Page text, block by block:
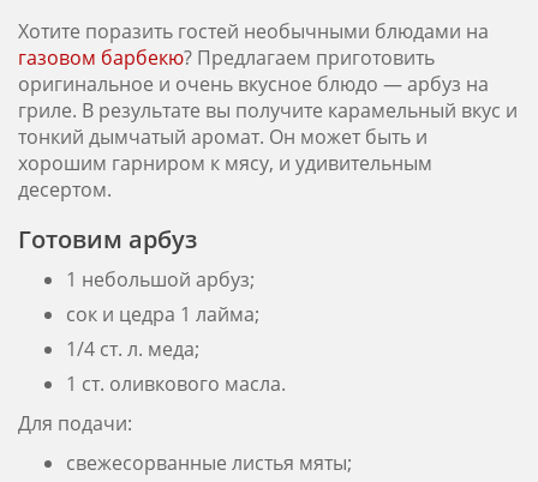
Хотите поразить гостей необычными блюдами на
газовом барбекю? Предлагаем приготовить
оригинальное и очень вкусное блюдо — арбуз на
гриле. В результате вы получите карамельный вкус и
тонкий дымчатый аромат. Он может быть и
хорошим гарниром к мясу, и удивительным
десертом.
Готовим арбуз
1 небольшой арбуз;
сок и цедра 1 лайма;
1/4 ст. л. меда;
1 ст. оливкового масла.
Для подачи:
свежесорванные листья мяты;